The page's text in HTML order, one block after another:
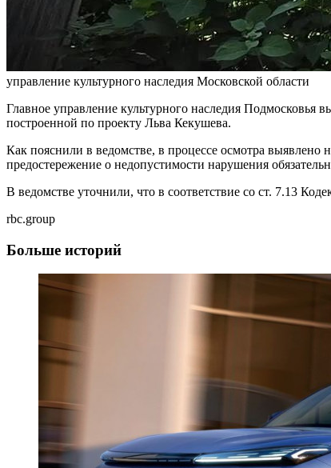
управление культурного наследия Московской области
Главное управление культурного наследия
построенной по проекту Льва Кекушева.
Как пояснили в ведомстве, в процессе осмотра
предостережение о недопустимости нарушения
В ведомстве уточнили, что в соответствие со ст. 7.13
rbc.group
Больше историй